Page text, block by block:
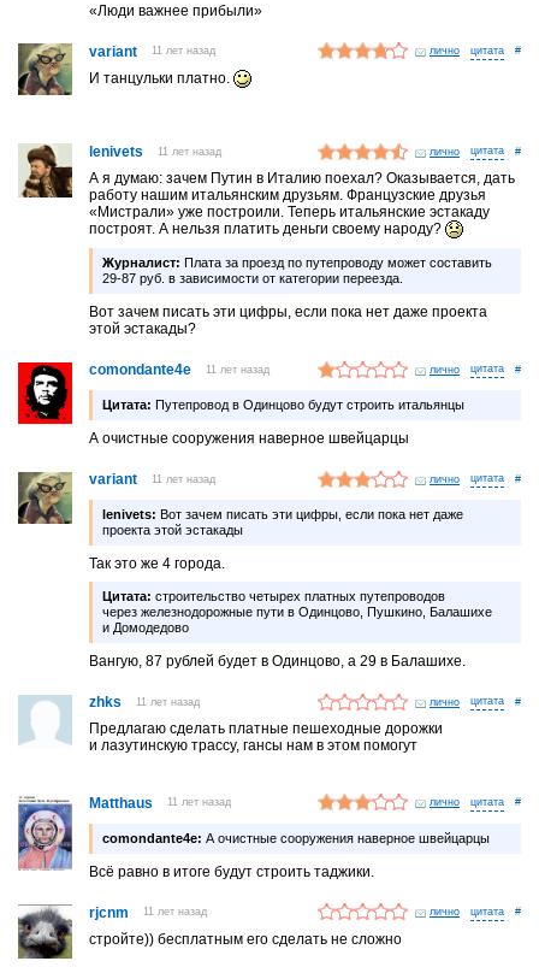
«Люди важнее прибыли»
variant 11 лет назад лично #
И танцульки платно.
lenivets 11 лет назад лично #
А я думаю: зачем Путин в Италию поехал? Оказывается, дать
работу нашим итальянским друзьям. Французские друзья
«Мистрали» уже построили. Теперь итальянские эстакаду
построят. А нельзя платить деньги своему народу?
Журналист: Плата за проезд по путепроводу может составить
29-87 руб. в зависимости от категории переезда.
Вот зачем писать эти цифры, если пока нет даже проекта
этой эстакады?
comondante4e 11 лет назад лично #
Цитата: Путепровод в Одинцово будут строить итальянцы
А очистные сооружения наверное швейцарцы
variant 11 лет назад лично #
lenivets: Вот зачем писать эти цифры, если пока нет даже
проекта этой эстакады
Так это же 4 города.
Цитата: строительство четырех платных путепроводов
через железнодорожные пути в Одинцово, Пушкино, Балашихе
и Домодедово
Вангую, 87 рублей будет в Одинцово, а 29 в Балашихе.
zhks 11 лет назад лично #
Предлагаю сделать платные пешеходные дорожки
и лазутинскую трассу, гансы нам в этом помогут
Matthaus 11 лет назад лично #
comondante4e: А очистные сооружения наверное швейцарцы
Всё равно в итоге будут строить таджики.
rjcnm 11 лет назад лично #
стройте)) бесплатным его сделать не сложно